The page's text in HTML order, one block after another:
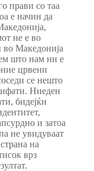
прави со таа
е начин да
не е во
Македонија
што нам ни е
црвени
се нешто
Ниеден
бидејќи
и затоа
не увидуваат
на
врз